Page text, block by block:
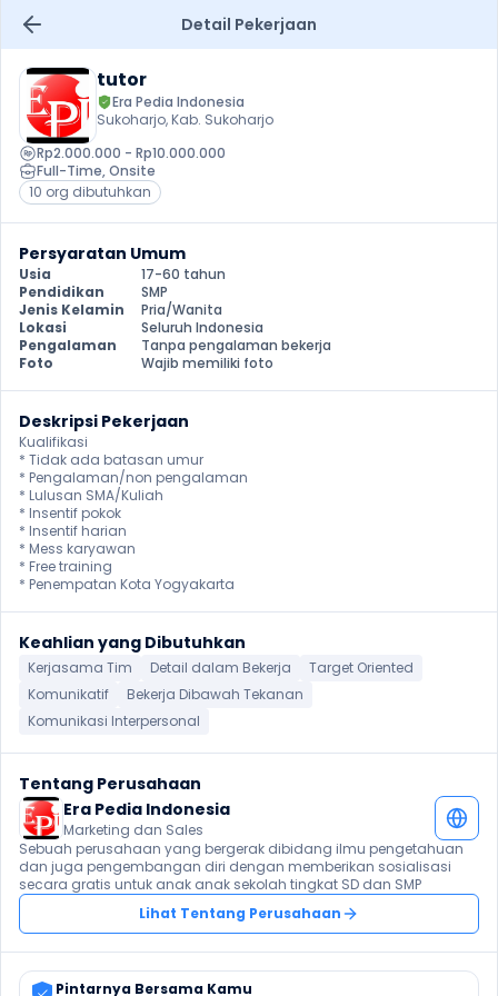
Detail Pekerjaan
tutor
Sukoharjo, Kab. Sukoharjo
Rp2.000.000 - Rp10.000.000
Full-Time, Onsite
10 org dibutuhkan
Persyaratan Umum
Usia
17-60 tahun
Pendidikan
SMP
Jenis Kelamin
Pria/Wanita
Lokasi
Seluruh Indonesia
Pengalaman
Tanpa pengalaman bekerja
Foto
Wajib memiliki foto
Deskripsi Pekerjaan
Kualifikasi
* Tidak ada batasan umur
* Pengalaman/non pengalaman
* Lulusan SMA/Kuliah
* Insentif pokok
* Insentif harian
* Mess karyawan
* Free training
* Penempatan Kota Yogyakarta
Keahlian yang Dibutuhkan
Kerjasama Tim Detail dalam Bekerja
Target Oriented
Komunikatif
Bekerja Dibawah Tekanan
Komunikasi Interpersonal
Tentang Perusahaan
Marketing dan Sales
Sebuah perusahaan yang bergerak dibidang ilmu pengetahuan
dan juga pengembangan diri dengan memberikan sosialisasi
Lihat Tentang Perusahaan
Pintarnya Bersama Kamu